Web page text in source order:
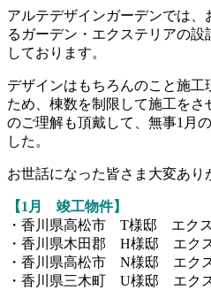
アルテデザインガーデンでは
るガーデン・エクステリアの
しております。
デザインはもちろんのこと施工
ため、棟数を制限して施工を
のご理解も頂戴して、無事1月
した。
お世話になった皆さま大変あり
【1月 竣工物件】
・香川県高松市 T様邸 エク
・香川県木田郡 H様邸 エク
・香川県高松市 N様邸 エク
・香川県三木町 U様邸 エク